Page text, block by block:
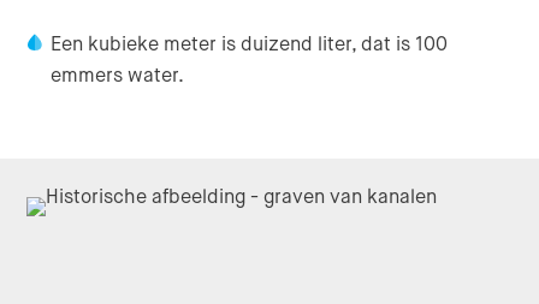
Een kubieke meter is duizend liter, dat is 100
emmers water.